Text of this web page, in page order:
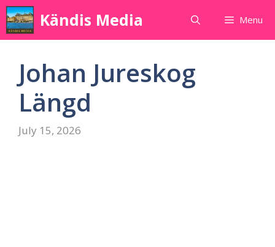
Skip
to
content
Kändis Media Menu
Johan Jureskog
Längd
July 15, 2026